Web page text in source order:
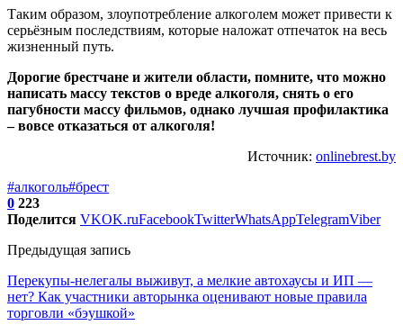
Таким образом, злоупотребление алкоголем может привести к
серьёзным последствиям, которые наложат отпечаток на весь
жизненный путь.
Дорогие брестчане и жители области, помните, что можно
написать массу текстов о вреде алкоголя, снять о его
пагубности массу фильмов, однако лучшая профилактика
– вовсе отказаться от алкоголя!
Источник: onlinebrest.by
#алкоголь#брест
0 223
Поделится VKOK.ruFacebookTwitterWhatsAppTelegramViber
Предыдущая запись
Перекупы-нелегалы выживут, а мелкие автохаусы и ИП —
нет? Как участники авторынка оценивают новые правила
торговли «бэушкой»